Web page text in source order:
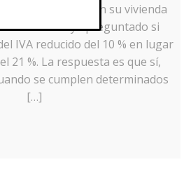
placas solares en su vivienda
se haya preguntado si
IVA reducido del 10 % en lugar
21 %. La respuesta es que sí,
se cumplen determinados
[…]